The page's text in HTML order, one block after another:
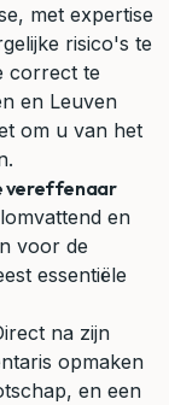
met expertise
risico's te
correct te
en Leuven
om u van het
vereffenaar
en
voor de
essentiële
na zijn
opmaken
en een